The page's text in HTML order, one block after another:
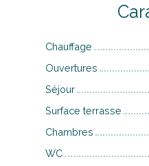
Chauffage
Ouvertures
Séjour
Surface terrasse
Chambres
WC